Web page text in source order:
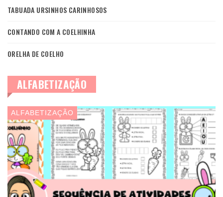
TABUADA URSINHOS CARINHOSOS
CONTANDO COM A COELHINHA
ORELHA DE COELHO
ALFABETIZAÇÃO
ALFABETIZAÇÃO